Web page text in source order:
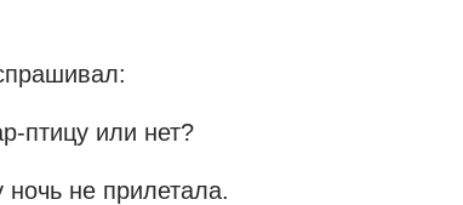
птицу или нет?
не прилетала.